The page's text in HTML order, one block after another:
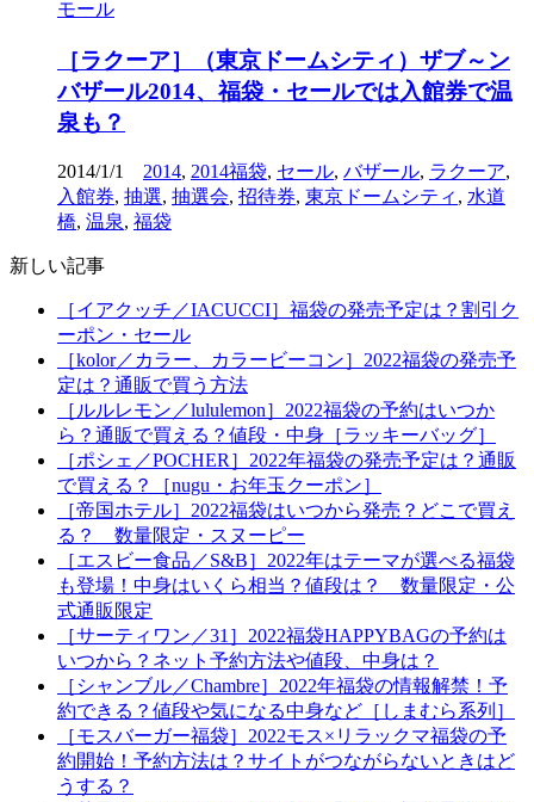
モール
［ラクーア］（東京ドームシティ）ザブ～ン
バザール2014、福袋・セールでは入館券で温
泉も？
2014/1/1 2014, 2014福袋, セール, バザール, ラクーア,
入館券, 抽選, 抽選会, 招待券, 東京ドームシティ , 水道
橋, 温泉, 福袋
新しい記事
［イアクッチ／IACUCCI］福袋の発売予定は？割引ク
ーポン・セール
［kolor／カラー、カラービーコン］2022福袋の発売予
定は？通販で買う方法
［ルルレモン／lululemon］2022福袋の予約はいつか
ら？通販で買える？値段・中身［ラッキーバッグ］
［ポシェ／POCHER］2022年福袋の発売予定は？通販
で買える？［nugu・お年玉クーポン］
［帝国ホテル］2022福袋はいつから発売？どこで買え
る？ 数量限定・スヌーピー
［エスビー食品／S&B］2022年はテーマが選べる福袋
も登場！中身はいくら相当？値段は？ 数量限定・公
式通販限定
［サーティワン／31］2022福袋HAPPYBAGの予約は
いつから？ネット予約方法や値段、中身は？
［シャンブル／Chambre］2022年福袋の情報解禁！予
約できる？値段や気になる中身など［しまむら系列］
［モスバーガー福袋］2022モス×リラックマ福袋の予
約開始！予約方法は？サイトがつながらないときはど
うする？